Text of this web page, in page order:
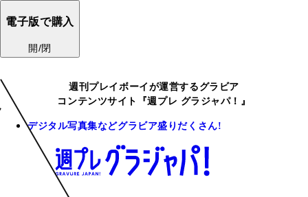
電子版で購入
開/閉
週刊プレイボーイが運営するグラビア
コンテンツサイト『週プレ グラジャパ！』
デジタル写真集などグラビア盛りだくさん!